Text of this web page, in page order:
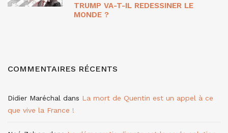
TRUMP VA-T-IL REDESSINER LE
MONDE ?
COMMENTAIRES RÉCENTS
Didier Maréchal dans La mort de Quentin est un appel à ce
que vive la France !